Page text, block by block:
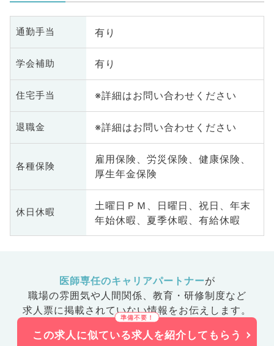
通勤手当 有り
学会補助 有り
住宅手当 ※詳細はお問い合わせください
退職金 ※詳細はお問い合わせください
各種保険
雇用保険、労災保険、健康保険、
厚生年金保険
休日休暇
土曜日ＰＭ、日曜日、祝日、年末
年始休暇、夏季休暇、有給休暇
医師専任のキャリアパートナーが
職場の雰囲気や人間関係、 教育・研修制度など
求人票に掲載されていない情報をお伝えします。
この求人に似ている求人を紹介してもらう